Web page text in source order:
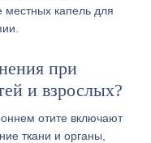
капель для
при
и взрослых?
отите включают
ткани и органы,